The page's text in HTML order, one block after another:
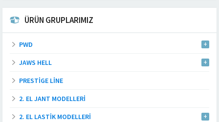
ÜRÜN GRUPLARIMIZ
PWD
JAWS HELL
PRESTIGE LINE
2. EL JANT MODELLERI
2. EL LASTIK MODELLERI